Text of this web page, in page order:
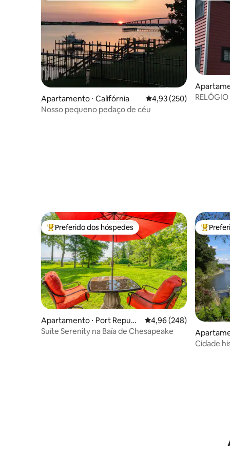
Apartamento ⋅ Califórnia 4,93 de uma avaliação
4,93 (250)
Nosso pequeno pedaço de céu
RELÓGIO
Entre os melhores preferidos dos hóspedes
Preferido dos hóspedes
Apartamento ⋅ Port Republi
c
4,96 de uma avaliação
4,96 (248)
Suíte Serenity na Baía de Chesapeake
Entre
rk
Cidade